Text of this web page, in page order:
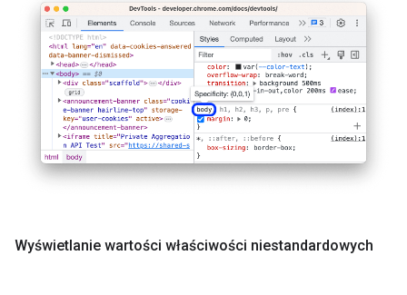
Wyświetlanie wartości właściwości niestandardowych